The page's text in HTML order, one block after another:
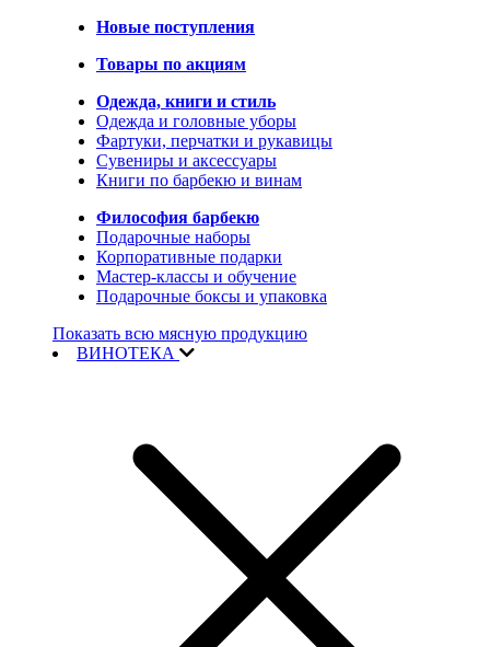
Новые поступления
Товары по акциям
Одежда, книги и стиль
Одежда и головные уборы
Фартуки, перчатки и рукавицы
Сувениры и аксессуары
Книги по барбекю и винам
Философия барбекю
Подарочные наборы
Корпоративные подарки
Мастер-классы и обучение
Подарочные боксы и упаковка
Показать всю мясную продукцию
ВИНОТЕКА